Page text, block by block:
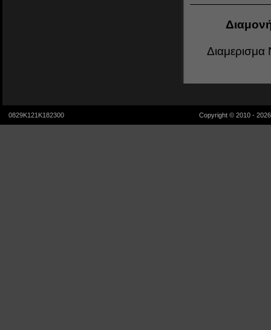
Διαμερισμα
0829K121K182300 Copyright © 2010 -